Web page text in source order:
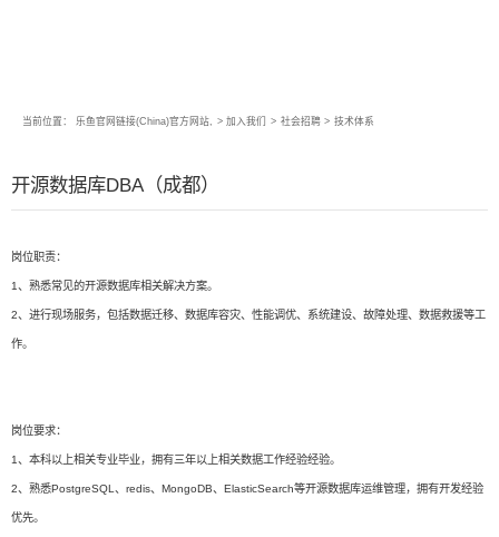
当前位置： 乐鱼官网链接(China)官方网站, > 加入我们 > 社会招聘 > 技术体系
开源数据库DBA（成都）
岗位职责：
1、熟悉常见的开源数据库相关解决方案。
2、进行现场服务，包括数据迁移、数据库容灾、性能调优、系统建设、故障处理、数据救援等工
作。
岗位要求：
1、本科以上相关专业毕业，拥有三年以上相关数据工作经验经验。
2、熟悉PostgreSQL、redis、MongoDB、ElasticSearch等开源数据库运维管理，拥有开发经验
优先。